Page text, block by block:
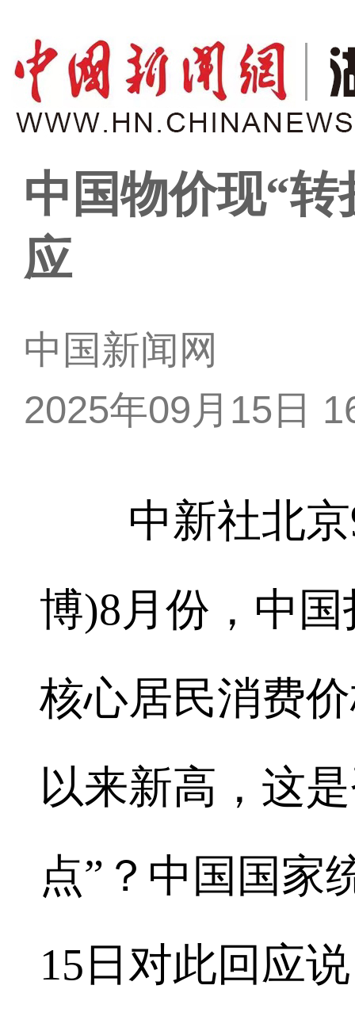
中国物价现“
应
中国新闻网
2025年09月15日
中新社北京9
博)8月份，中
核心居民消费
以来新高，这
点”？中国国家
15日对此回应